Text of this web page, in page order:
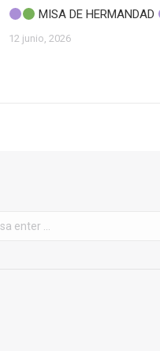
MISA DE HERMANDAD
12 junio, 2026